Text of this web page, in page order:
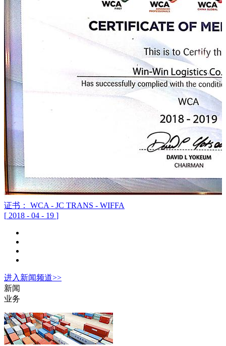
证书： WCA - JC TRANS - WIFFA
[ 2018 - 04 - 19 ]
进入 新闻频道>>
新闻
业务